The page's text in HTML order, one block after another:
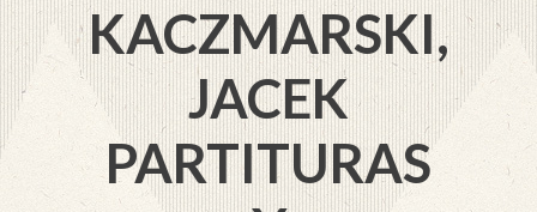
KACZMARSKI,
JACEK
PARTITURAS